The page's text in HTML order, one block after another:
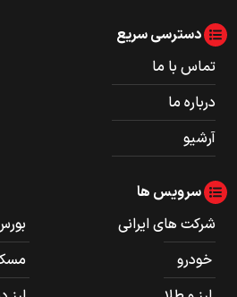
دسترسی سریع
تماس با ما
درباره ما
آرشیو
سرویس ها
شرکت های ایرانی
خودرو